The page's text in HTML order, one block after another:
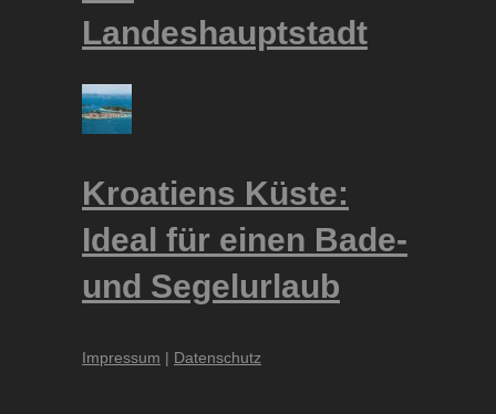
Landeshauptstadt
Kroatiens Küste:
Ideal für einen Bade-
und Segelurlaub
Impressum | Datenschutz